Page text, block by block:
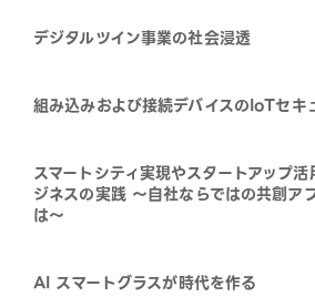
デジタルツイン事業の社会浸透
組み込みおよび接続デバイスのIoTセキ
スマートシティ実現やスタートアップ
ジネスの実践 ～自社ならではの共創ア
は～
AI スマートグラスが時代を作る